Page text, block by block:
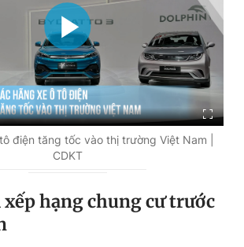
điện tăng tốc vào thị trường Việt Nam |
CDKT
hạng chung cư trước